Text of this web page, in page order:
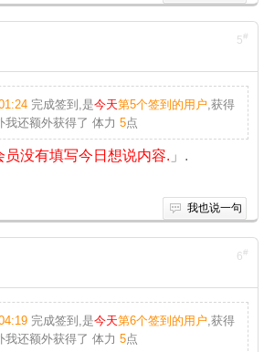
5#
完成签到,是今天第5个签到的用户,获得
我还额外获得了 体力 5点
员没有填写今日想说内容. 」.
我也说一句
6#
完成签到,是今天第6个签到的用户,获得
我还额外获得了 体力 5点